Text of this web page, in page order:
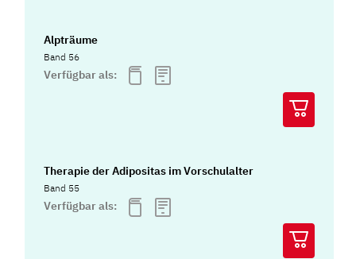
Alpträume
Band 56
Verfügbar als:
Therapie der Adipositas im Vorschulalter
Band 55
Verfügbar als: